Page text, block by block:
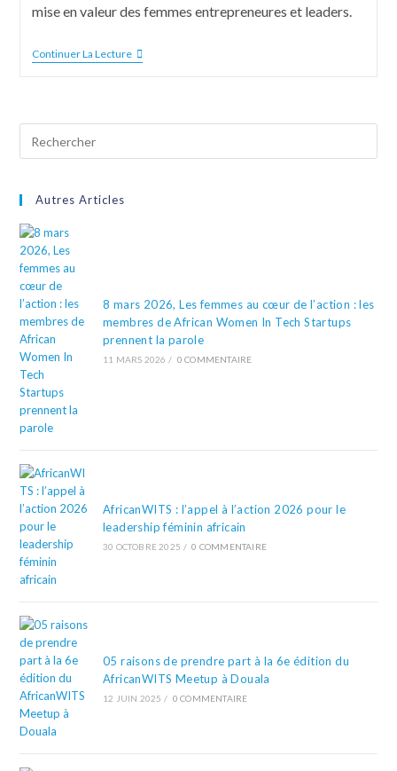
mise en valeur des femmes entrepreneures et leaders.
Continuer La Lecture
Autres Articles
8 mars 2026, Les femmes au cœur de l’action : les
membres de African Women In Tech Startups
prennent la parole
11 MARS 2026 / 0 COMMENTAIRE
AfricanWITS : l’appel à l’action 2026 pour le
leadership féminin africain
30 OCTOBRE 2025 / 0 COMMENTAIRE
05 raisons de prendre part à la 6e édition du
AfricanWITS Meetup à Douala
12 JUIN 2025 / 0 COMMENTAIRE